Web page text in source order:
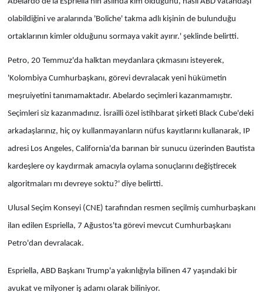
olabildiğini ve aralarında 'Boliche' takma adlı kişinin de bulunduğu
ortaklarının kimler olduğunu sormaya vakit ayırır.' şeklinde belirtti.
Petro, 20 Temmuz'da halktan meydanlara çıkmasını isteyerek,
'Kolombiya Cumhurbaşkanı, görevi devralacak yeni hükümetin
meşruiyetini tanımamaktadır. Abelardo seçimleri kazanmamıştır.
Seçimleri siz kazanmadınız. İsrailli özel istihbarat şirketi Black Cube'deki
arkadaşlarınız, hiç oy kullanmayanların nüfus kayıtlarını kullanarak, IP
adresi Los Angeles, California'da barınan bir sunucu üzerinden Bautista
kardeşlere oy kaydırmak amacıyla oylama sonuçlarını değiştirecek
algoritmaları mı devreye soktu?' diye belirtti.
Ulusal Seçim Konseyi (CNE) tarafından resmen seçilmiş cumhurbaşkanı
ilan edilen Espriella, 7 Ağustos'ta görevi mevcut Cumhurbaşkanı
Petro'dan devralacak.
Espriella, ABD Başkanı Trump'a yakınlığıyla bilinen 47 yaşındaki bir
avukat ve milyoner iş adamı olarak biliniyor.